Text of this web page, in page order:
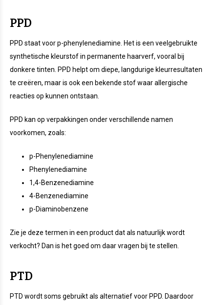
PPD
PPD staat voor p-phenylenediamine. Het is een veelgebruikte
synthetische kleurstof in permanente haarverf, vooral bij
donkere tinten. PPD helpt om diepe, langdurige kleurresultaten
te creëren, maar is ook een bekende stof waar allergische
reacties op kunnen ontstaan.
PPD kan op verpakkingen onder verschillende namen
voorkomen, zoals:
p-Phenylenediamine
Phenylenediamine
1,4-Benzenediamine
4-Benzenediamine
p-Diaminobenzene
Zie je deze termen in een product dat als natuurlijk wordt
verkocht? Dan is het goed om daar vragen bij te stellen.
PTD
PTD wordt soms gebruikt als alternatief voor PPD. Daardoor